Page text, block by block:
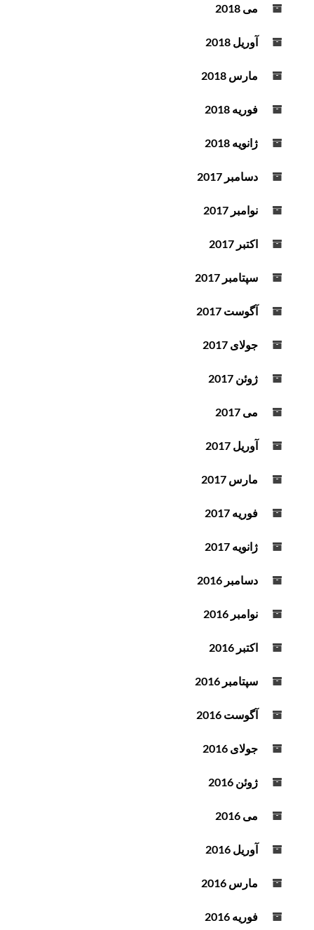
می 2018
آوریل 2018
مارس 2018
فوریه 2018
ژانویه 2018
دسامبر 2017
نوامبر 2017
اکتبر 2017
سپتامبر 2017
آگوست 2017
جولای 2017
ژوئن 2017
می 2017
آوریل 2017
مارس 2017
فوریه 2017
ژانویه 2017
دسامبر 2016
نوامبر 2016
اکتبر 2016
سپتامبر 2016
آگوست 2016
جولای 2016
ژوئن 2016
می 2016
آوریل 2016
مارس 2016
فوریه 2016